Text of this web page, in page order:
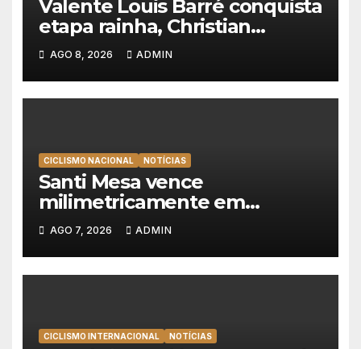
Valente Louis Barré conquista
etapa rainha, Christian
Scaroni é o novo líder da
Volta a Polónia
AGO 8, 2026 ADMIN
CICLISMO NACIONAL NOTÍCIAS
Santi Mesa vence
milimetricamente em
Albufeira, Rui Oliveira
mantém a amarela da Volta a
Portugal
AGO 7, 2026 ADMIN
CICLISMO INTERNACIONAL NOTÍCIAS